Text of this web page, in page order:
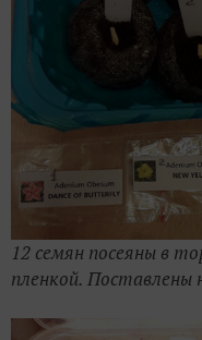
12 семян посеяны в
пленкой. Поставлены